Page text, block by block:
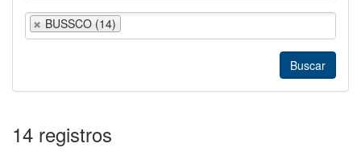
BUSSCO (14)
14 registros